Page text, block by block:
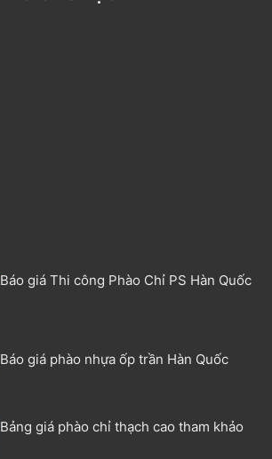
Báo giá Thi công Phào Chỉ PS Hàn Quốc
Báo giá phào nhựa ốp trần Hàn Quốc
Bảng giá phào chỉ thạch cao tham khảo